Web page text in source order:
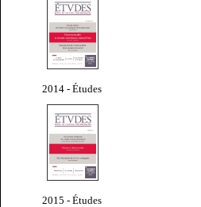
2014 - Études
2015 - Études